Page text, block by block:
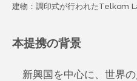
建物：調印式が行われたTelkom
本提携の背景
新興国を中心に、世界